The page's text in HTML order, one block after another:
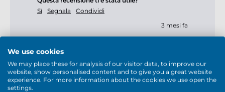
Sì
Segnala
Condividi
3 mesi fa
Eric PC Intel Core Ultra 9 285K 24x3.7GHz
(max 5.7GHz) Geforce RTX5090 32Go
We use cookies
We may place these for analysis of our visitor data, to improve our
website, show personalised content and to give you a great website
experience. For more information about the cookies we use open the
settings.